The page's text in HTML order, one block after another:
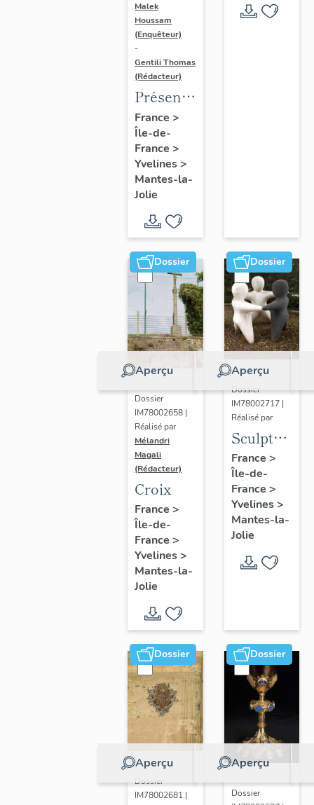
Malek
Houssam
(Enquêteur)
-
Gentili Thomas
(Rédacteur)
Présentation
de
l'étude
France >
Île-de-
France >
Yvelines>
Mantes-la-
Jolie
Dossier
Aperçu
Dossier
IM78002658 |
Réalisé par
Mélandri
Magali
(Rédacteur)
Croix
France >
Île-de-
France >
Yvelines>
Mantes-la-
Jolie
Dossier
Aperçu
Dossier
IM78002717 |
Réalisé par
Sculpture
: la
Ronde
France >
Île-de-
France >
Yvelines>
Mantes-la-
Jolie
Dossier
Aperçu
Dossier
IM78002681 |
Dossier
Aperçu
Dossier